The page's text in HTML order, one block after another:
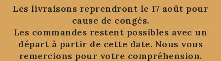
Les livraisons reprendront le 17 août pour
cause de congés.
Les commandes restent possibles avec un
départ à partir de cette date. Nous vous
remercions pour votre compréhension.
Panneau de gestion des cookies